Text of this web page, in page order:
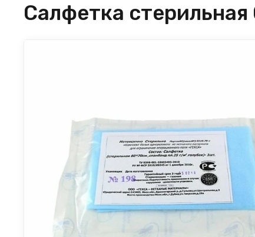
Салфетка стерильная